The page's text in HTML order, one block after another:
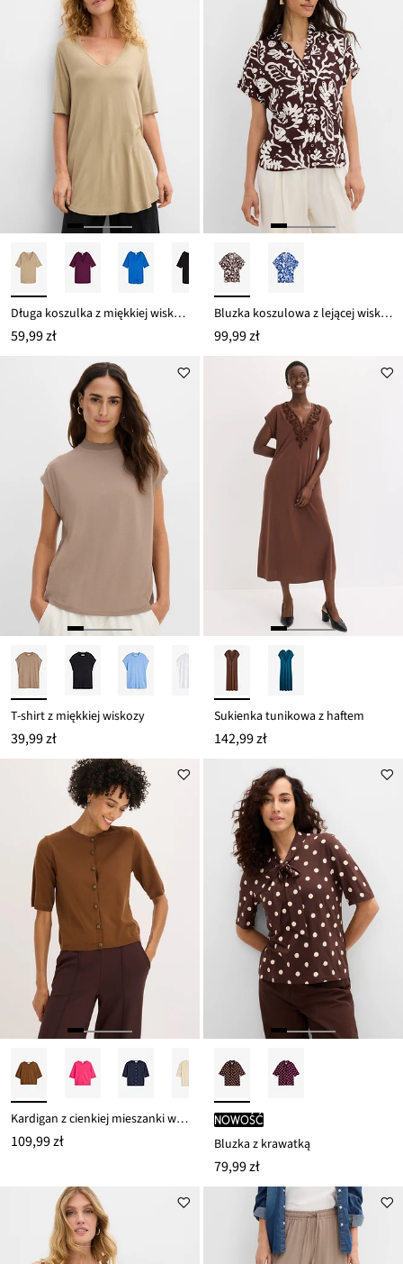
Długa koszulka z miękkiej wiskozy
59,99 zł
Bluzka koszulowa z lejącej wiskozy
99,99 zł
T-shirt z miękkiej wiskozy
39,99 zł
Sukienka tunikowa z haftem
142,99 zł
Kardigan z cienkiej mieszanki wiskozy
109,99 zł
nowość
Bluzka z krawatką
79,99 zł